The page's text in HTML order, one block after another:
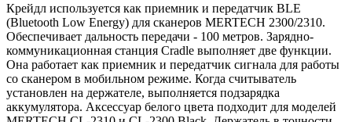
Крейдл используется как приемник и передатчик BLE
(Bluetooth Low Energy) для сканеров MERTECH 2300/2310.
Обеспечивает дальность передачи - 100 метров. Зарядно-
коммуникационная станция Cradle выполняет две функции.
Она работает как приемник и передатчик сигнала для работы
со сканером в мобильном режиме. Когда считыватель
установлен на держателе, выполняется подзарядка
аккумулятора. Аксессуар белого цвета подходит для моделей